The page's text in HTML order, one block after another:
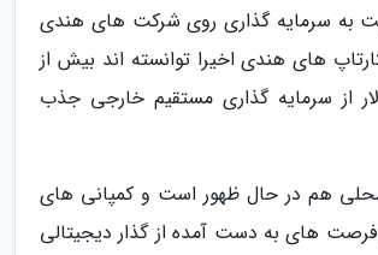
به سرمایه گذاری روی شرکت های هندی
های هندی اخیرا توانسته اند بیش از
دلار از سرمایه گذاری مستقیم خارجی جذب
هم در حال ظهور است و کمپانی های
های به دست آمده از گذار دیجیتالی